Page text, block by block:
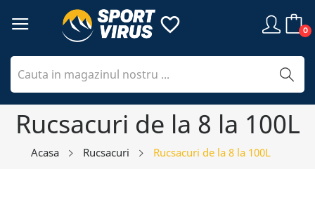
0
favorite_border
Rucsacuri de la 8 la 100L
Acasa Rucsacuri Rucsacuri de la 8 la 100L